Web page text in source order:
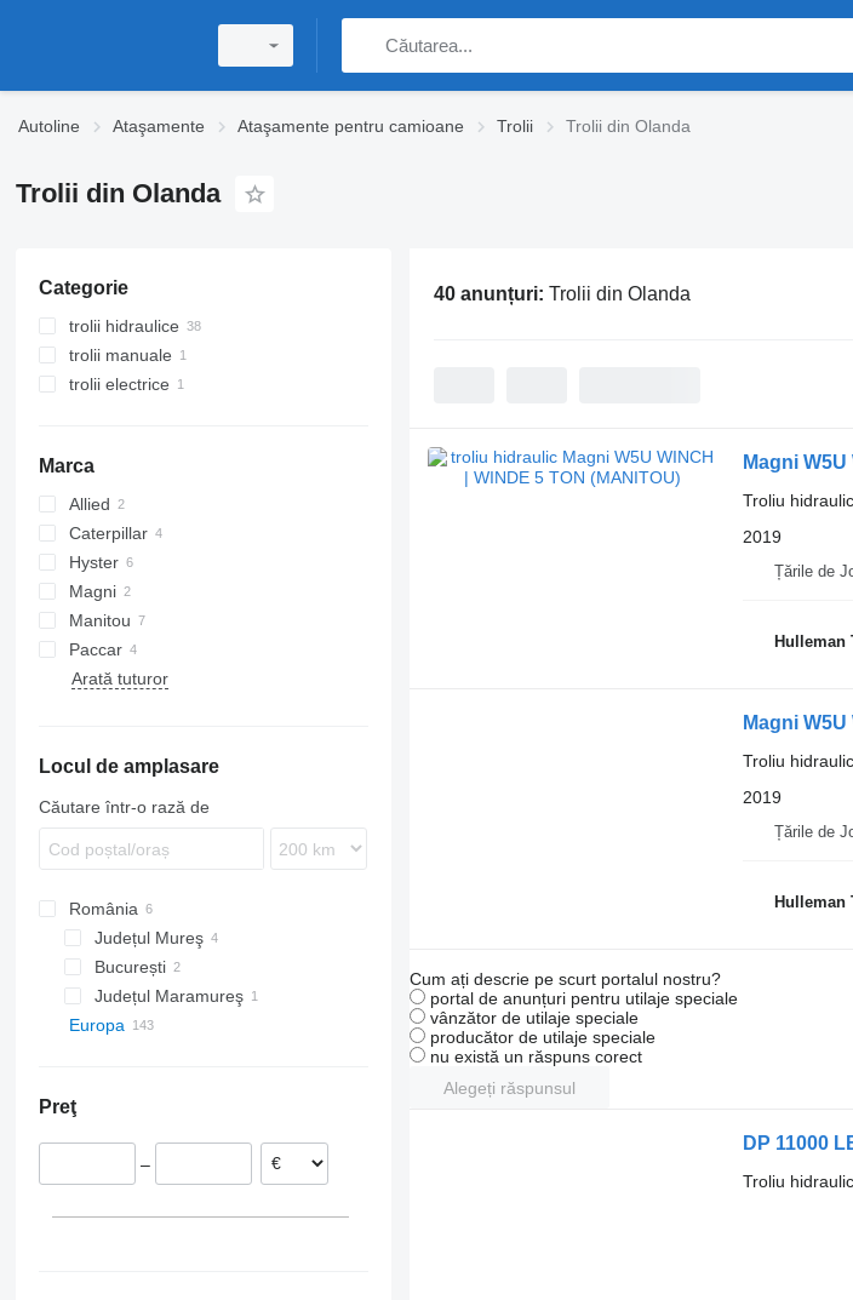
Autoline Ataşamente Ataşamente pentru camioane Trolii Trolii din Olanda
Trolii din Olanda
Categorie
trolii hidraulice
trolii manuale
trolii electrice
Marca
Allied
Caterpillar
572G
D series
Hyster
Magni
Manitou
MRT
Paccar
Arată tuturor
Locul de amplasare
Căutare într-o rază de
România
Județul Mureş
București
Județul Maramureş
Europa
Wijhe
Ede
Portugalia
Italia
Preţ
–
40 anunțuri: Trolii din Olanda
Magni W5U
Troliu hidraulic
2019
Țările de
Hulleman
Magni W5U
Troliu hidraulic
2019
Țările de
Hulleman
Cum ați descrie pe scurt portalul nostru?
portal de anunțuri pentru utilaje speciale
vânzător de utilaje speciale
producător de utilaje speciale
nu există un răspuns corect
Alegeți răspunsul
DP 11000
Troliu hidraulic